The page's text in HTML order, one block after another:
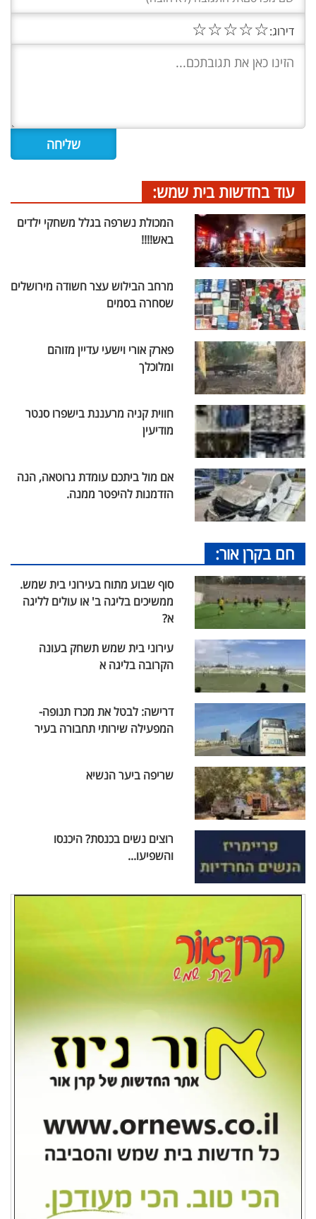
דירוג:☆
☆
☆
☆
☆
עוד בחדשות בית שמש:
המכולת נשרפה בגלל משחקי ילדים
באש!!!!
מרחב הבילוש עצר חשודה מירושלים
שסחרה בסמים
פארק אורי וישעי עדיין מזוהם
ומלוכלך
חווית קניה מרעננת בישפרו סנטר
מודיעין
אם מול ביתכם עומדת גרוטאה, הנה
הזדמנות להיפטר ממנה.
חם בקרן אור:
סוף שבוע מתוח בעירוני בית שמש.
ממשיכים בליגה ב' או עולים לליגה
א?
עירוני בית שמש תשחק בעונה
הקרובה בליגה א
דרישה: לבטל את מכרז תנופה-
המפעילה שירותי תחבורה בעיר
שריפה ביער הנשיא
רוצים נשים בכנסת? היכנסו
והשפיעו...